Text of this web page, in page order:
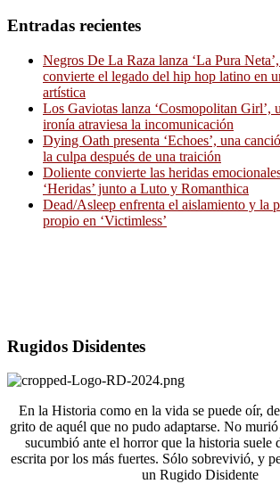
Entradas recientes
Negros De La Raza lanza ‘La Pura
convierte el legado del hip hop latino en
artística
Los Gaviotas lanza ‘Cosmopolitan Girl’,
ironía atraviesa la incomunicación
Dying Oath presenta ‘Echoes’, una
la culpa después de una traición
Doliente convierte las heridas
‘Heridas’ junto a Luto y Romanthica
Dead/Asleep enfrenta el aislamiento y la
propio en ‘Victimless’
Rugidos Disidentes
En la Historia como en la vida se puede oír,
grito de aquél que no pudo adaptarse. No
sucumbió ante el horror que la historia suele
escrita por los más fuertes. Sólo sobrevivió, y
un Rugido Disidente